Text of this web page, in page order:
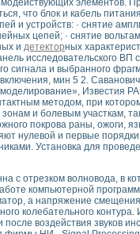
Lab VIEW 7.1
среде LabVIEW
(RRR)
пространстве Ван Дер Поля
экстраполяции
USB 6008 в среде LabVIEW
что блок и кабель
и устройств: · снятие
цепей; · снятие
и детекторных
исследовательского ВП
и выбранного
включения, мин 5 2.
моделирование», Известия
методом, при
и болевым участкам,
покрова раны, ожоги,
нулевой и первые
Установка для
с отрезком волновода, в
компьютерной
а напряжение
колебательного контура.
воздействия звуков